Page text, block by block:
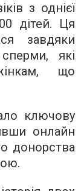
з однієї
дітей. Ця
завдяки
які
що
ключову
онлайн
донорства